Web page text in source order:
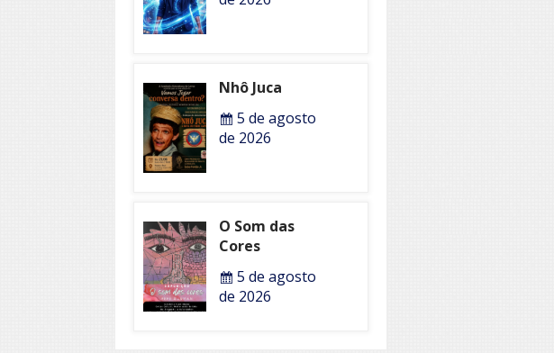
Nhô Juca
5 de agosto
de 2026
O Som das
Cores
5 de agosto
de 2026